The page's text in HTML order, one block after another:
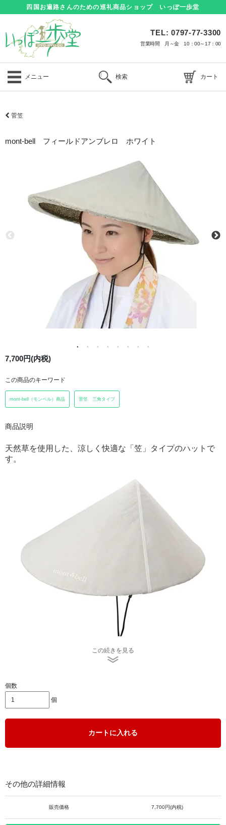
四国お遍路さんのための巡礼商品ショップ いっぽ一歩堂
TEL: 0797-77-3300
営業時間 月～金 10：00～17：00
メニュー 検索 カート
菅笠
mont-bell フィールドアンブレロ ホワイト
7,700円(内税)
この商品のキーワード
mont-bell（モンベル）商品 菅笠 三角タイプ
商品説明
天然草を使用した、涼しく快適な「笠」タイプのハットで
す。
頭部に空間ができるので蒸れにくく、真夏でも快適な着用
天然草に芯糸を編み込んでいるので、型くずれしにくくな
っています。
この続きを見る
個数
個
カートに入れる
その他の詳細情報
販売価格 7,700円(内税)